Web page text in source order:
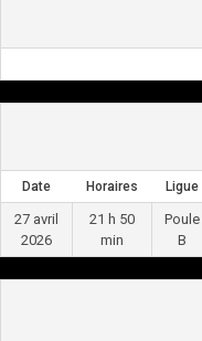
Date Horaires Ligue
27 avril
2026
21 h 50
min
Poule
B